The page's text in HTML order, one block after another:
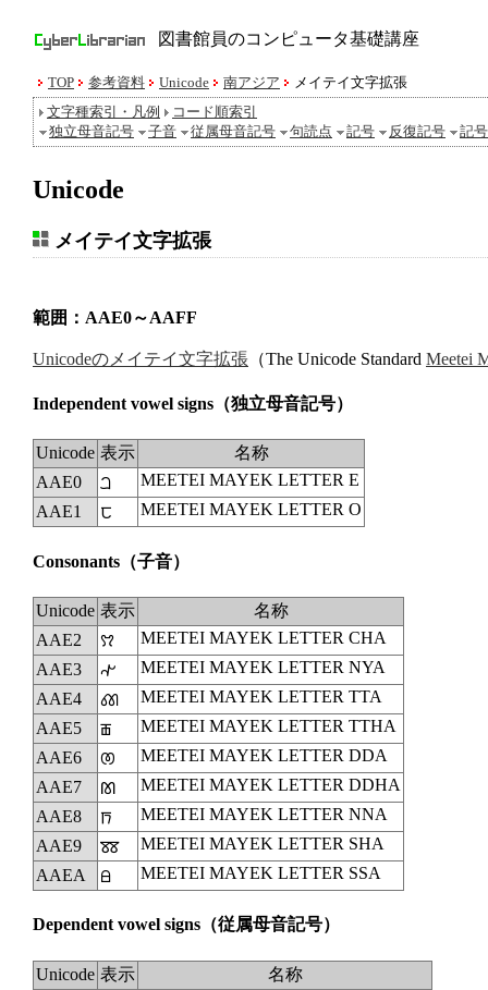
図書館員のコンピュータ基礎講座
TOP 参考資料 Unicode 南アジア
メイテイ文字拡張
文字種索引・凡例
コード順索引
独立母音記号
子音 従属母音記号 句読点 記号 反復記号 記号
Unicode
メイテイ文字拡張
範囲：AAE0～AAFF
Unicodeのメイテイ文字拡張 （The Unicode Standard Meetei
Independent vowel signs （独立母音記号）
Unicode 表示
名称
AAE0
ꫠ
MEETEI MAYEK LETTER E
AAE1
ꫡ MEETEI MAYEK LETTER O
Consonants （子音）
Unicode 表示
名称
AAE2
ꫢ
MEETEI MAYEK LETTER CHA
AAE3
ꫣ
MEETEI MAYEK LETTER NYA
AAE4
ꫤ
MEETEI MAYEK LETTER TTA
AAE5
ꫥ
MEETEI MAYEK LETTER TTHA
AAE6
ꫦ
MEETEI MAYEK LETTER DDA
AAE7
ꫧ
MEETEI MAYEK LETTER DDHA
AAE8
ꫨ
MEETEI MAYEK LETTER NNA
AAE9
ꫩ
MEETEI MAYEK LETTER SHA
AAEA
ꫪ MEETEI MAYEK LETTER SSA
Dependent vowel signs （従属母音記号）
Unicode 表示
名称